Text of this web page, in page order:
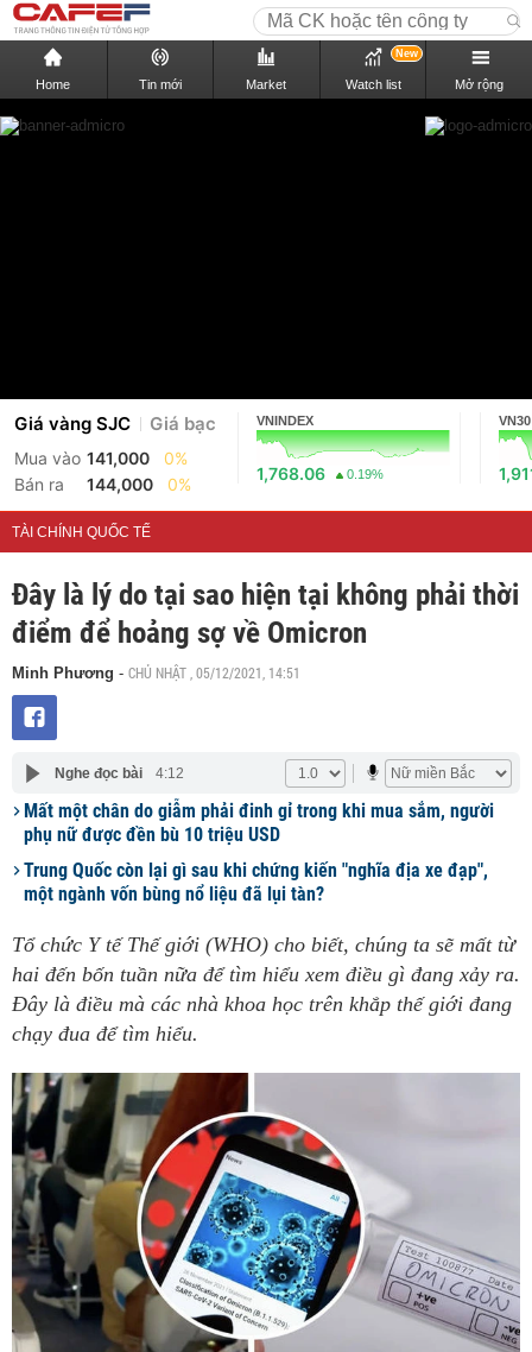
Home Tin mới Market Watch list
New
Mở rộng
Giá vàng SJC Giá bạc
Mua vào 141,000
0%
Bán ra
144,000 0%
VNINDEX
1,768.06 0.19%
VN30
TÀI CHÍNH QUỐC TẾ
Đây là lý do tại sao hiện tại không phải thời
điểm để hoảng sợ về Omicron
Minh Phương - CHỦ NHẬT , 05/12/2021, 14:51
Nghe đọc bài 4:12
Mất một chân do giẫm phải đinh gỉ trong khi mua sắm, người
phụ nữ được đền bù 10 triệu USD
Trung Quốc còn lại gì sau khi chứng kiến "nghĩa địa xe đạp",
một ngành vốn bùng nổ liệu đã lụi tàn?
Tổ chức Y tế Thế giới (WHO) cho biết, chúng ta sẽ mất từ
hai đến bốn tuần nữa để tìm hiểu xem điều gì đang xảy ra.
Đây là điều mà các nhà khoa học trên khắp thế giới đang
chạy đua để tìm hiểu.